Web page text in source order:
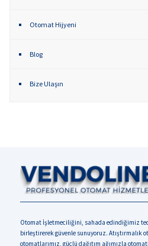
Otomat Hijyeni
Blog
Bize Ulaşın
Otomat İşletmeciliğini, sahada edindiğimiz
birleştirerek güvenle sunuyoruz. Atıştırmalık
otomatlarımız, güçlü dağıtım ağımızla